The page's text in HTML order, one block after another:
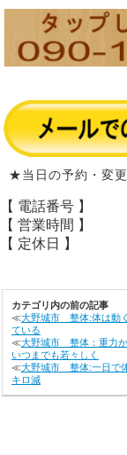
★当日の予約・変
【 電話番号 】
【 営業時間 】
【 定休日 】
カテゴリ内の前の記事
≪大野城市 整体:体は動
ている
≪大野城市 整体：重力か
いつまでも若々しく
≪大野城市 整体:一日で
キロ減